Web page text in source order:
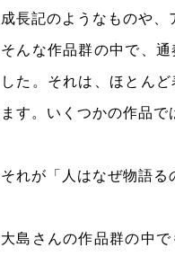
成長記のようなものや、
そんな作品群の中で、
した。それは、ほとん
ます。いくつかの作品で
それが「人はなぜ物語る
大島さんの作品群の中